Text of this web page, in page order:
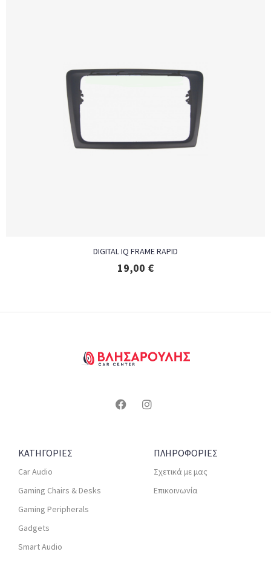
DIGITAL IQ FRAME RAPID
19,00 €
ΚΑΤΗΓΟΡΙΕΣ
Car Audio
Gaming Chairs & Desks
Gaming Peripherals
Gadgets
Smart Audio
ΠΛΗΡΟΦΟΡΙΕΣ
Σχετικά με μας
Επικοινωνία